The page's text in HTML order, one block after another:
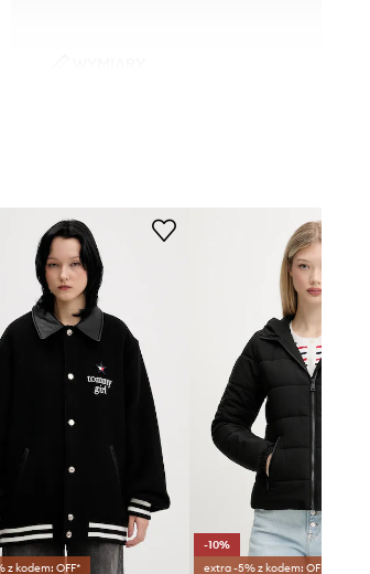
zazwyczaj.
Tabela rozmiarów
z kodem: OFF*
-10%
extra -5% z kodem: OFF*